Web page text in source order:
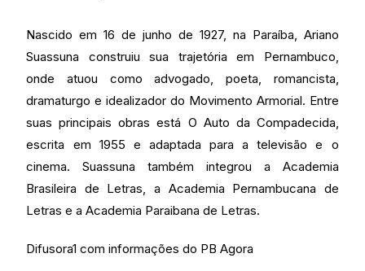
Nascido em 16 de junho de 1927, na Paraíba, Ariano
Suassuna construiu sua trajetória em Pernambuco,
onde atuou como advogado, poeta, romancista,
dramaturgo e idealizador do Movimento Armorial. Entre
suas principais obras está O Auto da Compadecida,
escrita em 1955 e adaptada para a televisão e o
cinema. Suassuna também integrou a Academia
Brasileira de Letras, a Academia Pernambucana de
Letras e a Academia Paraibana de Letras.
Difusora1 com informações do PB Agora